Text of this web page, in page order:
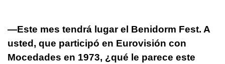
—Este mes tendrá lugar el Benidorm Fest. A
usted, que participó en Eurovisión con
Mocedades en 1973, ¿qué le parece este